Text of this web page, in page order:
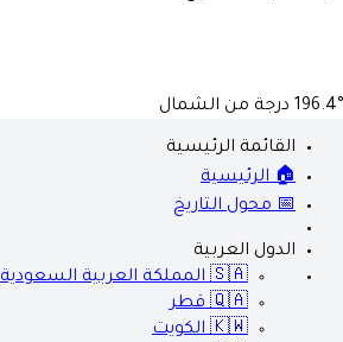
196.4° درجة من الشمال
القائمة الرئيسية
🏠 الرئيسية
📅 محول التاريخ
الدول العربية
🇸🇦 المملكة العربية السعودية
🇶🇦 قطر
🇰🇼 الكويت